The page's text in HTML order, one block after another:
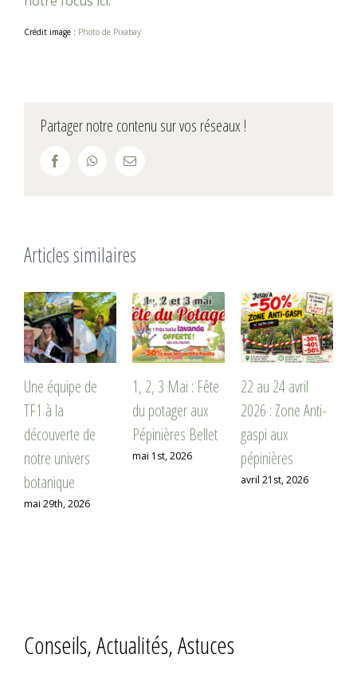
Crédit image : Photo de Pixabay
Partager notre contenu sur vos réseaux !
FacebookWhatsAppEmail
Articles similaires
Une équipe de
TF1 à la
découverte de
notre univers
botanique
mai 29th, 2026
1, 2, 3 Mai : Fête
du potager aux
Pépinières Bellet
mai 1st, 2026
22 au 24 avril
2026 : Zone Anti-
gaspi aux
pépinières
avril 21st, 2026
Conseils, Actualités, Astuces